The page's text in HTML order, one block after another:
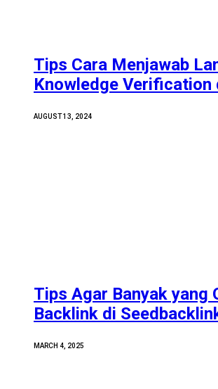
Tips Cara Menjawab
Knowledge Verification
AUGUST 13, 2024
Tips Agar Banyak yang
Backlink di
MARCH 4, 2025